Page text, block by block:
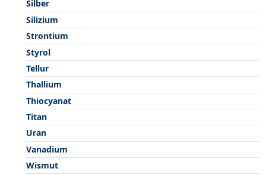
Silber
Silizium
Strontium
Styrol
Tellur
Thallium
Thiocyanat
Titan
Uran
Vanadium
Wismut